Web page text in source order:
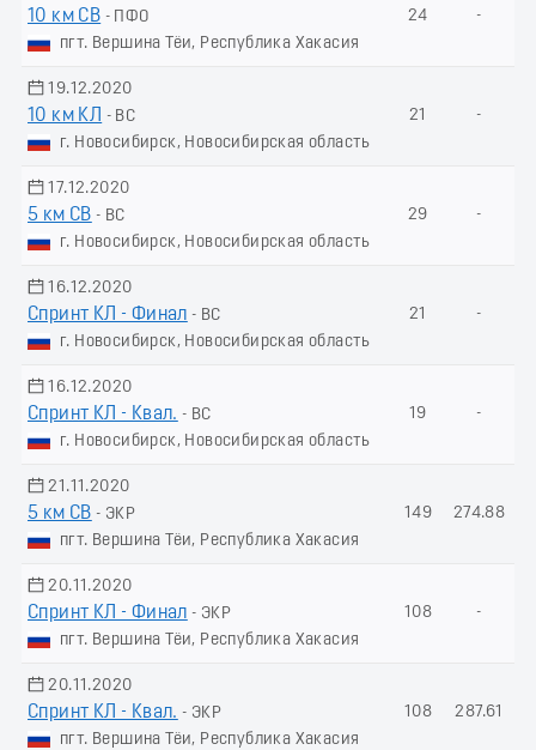
10 км СВ - ПФО
пгт. Вершина Тёи, Республика Хакасия
24 -
19.12.2020
10 км КЛ
- ВС
г. Новосибирск, Новосибирская область
21 -
17.12.2020
5 км СВ - ВС
г. Новосибирск, Новосибирская область
29 -
16.12.2020
Спринт КЛ - Финал - ВС
г. Новосибирск, Новосибирская область
21 -
16.12.2020
Спринт КЛ - Квал. - ВС
г. Новосибирск, Новосибирская область
19 -
21.11.2020
5 км СВ - ЭКР
пгт. Вершина Тёи, Республика Хакасия
149 274.88
20.11.2020
Спринт КЛ - Финал - ЭКР
пгт. Вершина Тёи, Республика Хакасия
108 -
20.11.2020
Спринт КЛ - Квал. - ЭКР
пгт. Вершина Тёи, Республика Хакасия
108 287.61